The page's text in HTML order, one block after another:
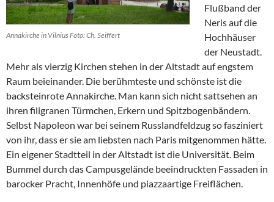
Annakirche in Vilnius Foto: Ch. Seiffert
Flußband der
Neris auf die
Hochhäuser
der Neustadt.
Mehr als vierzig Kirchen stehen in der Altstadt auf engstem
Raum beieinander. Die berühmteste und schönste ist die
backsteinrote Annakirche. Man kann sich nicht sattsehen an
ihren filigranen Türmchen, Erkern und Spitzbogenbändern.
Selbst Napoleon war bei seinem Russlandfeldzug so fasziniert
von ihr, dass er sie am liebsten nach Paris mitgenommen hätte.
Ein eigener Stadtteil in der Altstadt ist die Universität. Beim
Bummel durch das Campusgelände beeindruckten Fassaden in
barocker Pracht, Innenhöfe und piazzaartige Freiflächen.